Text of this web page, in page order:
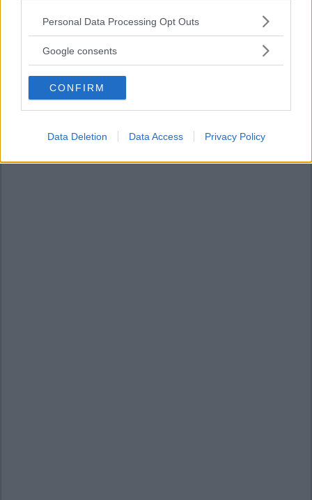
Please note that this website/app uses one or more Google
not limited to your visit or usage behaviour. You may click to
use your data for below specified purposes in below Google
consent section.
Personal Data Processing Opt Outs
Google consents
CONFIRM
Data Deletion Data Access Privacy Policy